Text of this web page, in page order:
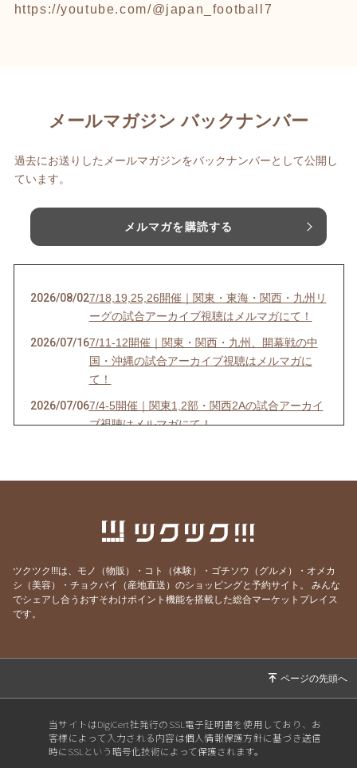
https://youtube.com/@japan_football7
メールマガジン バックナンバー
過去にお送りしたメールマガジンをバックナンバーとして公開し
ています。
メルマガを購読する
2026/08/027/18,19,25,26開催｜関東・東海・関西・九州リ
ーグの試合アーカイブ視聴はメルマガにて！
2026/07/167/11-12開催｜関東・関西・九州、開幕戦の中
国・沖縄の試合アーカイブ視聴はメルマガに
て！
2026/07/067/4-5開催｜関東1,2部・関西2Aの試合アーカイ
ブ視聴はメルマガにて！
6/20-21開催｜関東4部AB・東海1部・関西2C・
て！
2026/06/20 6/13-14開催｜関東3部ABC,4部E、九州リーグ
2026/05/30 ⚽F7ソサイチリーグ｜5/23-24開催｜関東・東
海・関西・九州試合視聴はメルマガにて！
ツクツク!!!は、モノ（物販）・コト（体験）・ゴチソウ（グルメ）・オメカ
シ（美容）・チョクバイ（産地直送）のショッピングと予約サイト。
みんな
でシェアし合うおすそわけポイント機能を搭載した総合マーケットプレイス
です。
当サイトはDigiCert社発行のSSL電子証明書を使用しており、お
客様によって入力される内容は個人情報保護方針に基づき送信
時にSSLという暗号化技術によって保護されます。